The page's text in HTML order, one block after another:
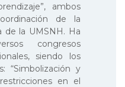
ambos
de la
de la UMSNH. Ha
congresos
siendo los
“Simbolización y
en el